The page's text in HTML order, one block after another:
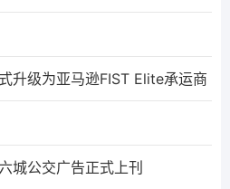
升级为亚马逊FIST Elite承运商
城公交广告正式上刊